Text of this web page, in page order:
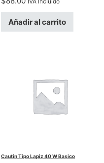
Añadir al carrito
Cautin Tipo Lapiz 40 W Basico